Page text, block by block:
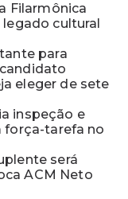
Filarmônica
cultural
para
eleger de sete
inspeção e
força-tarefa no
será
ACM Neto